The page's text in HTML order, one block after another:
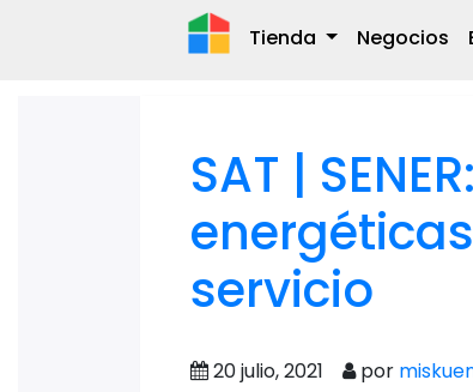
Tienda Negocios
SAT |
servicio
20 julio, 2021 por